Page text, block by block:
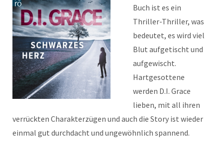
Buch ist es ein
Thriller-Thriller, was
bedeutet, es wird viel
Blut aufgetischt und
aufgewischt.
Hartgesottene
werden D.I. Grace
lieben, mit all ihren
verrückten Charakterzügen und auch die Story ist wieder
einmal gut durchdacht und ungewöhnlich spannend.